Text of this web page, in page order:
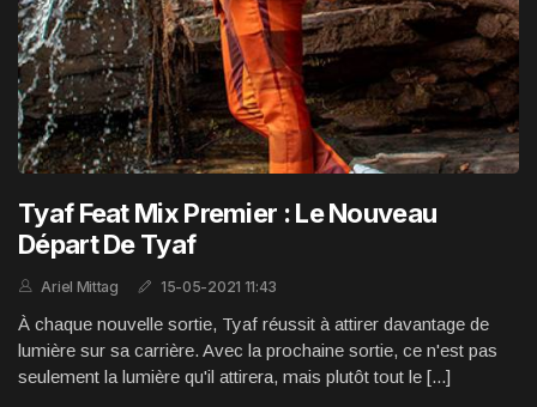
Tyaf Feat Mix Premier : Le Nouveau
Départ De Tyaf
Ariel Mittag 15-05-2021 11:43
À chaque nouvelle sortie, Tyaf réussit à attirer davantage de
lumière sur sa carrière. Avec la prochaine sortie, ce n'est pas
seulement la lumière qu'il attirera, mais plutôt tout le [...]